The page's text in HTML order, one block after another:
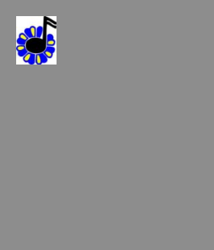
Inhalt
springen